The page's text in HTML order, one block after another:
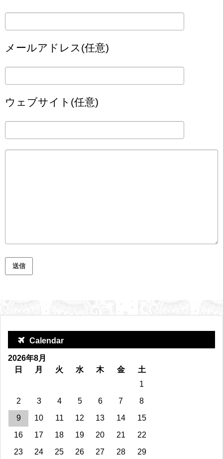
メールアドレス(任意)
ウェブサイト(任意)
Calendar
2026年8月
日
月 火 水 木 金
土
1
2
3 4 5 6 7
8
9
10 11 12 13 14
15
16
17 18 19 20 21
22
23
24 25 26 27 28 29